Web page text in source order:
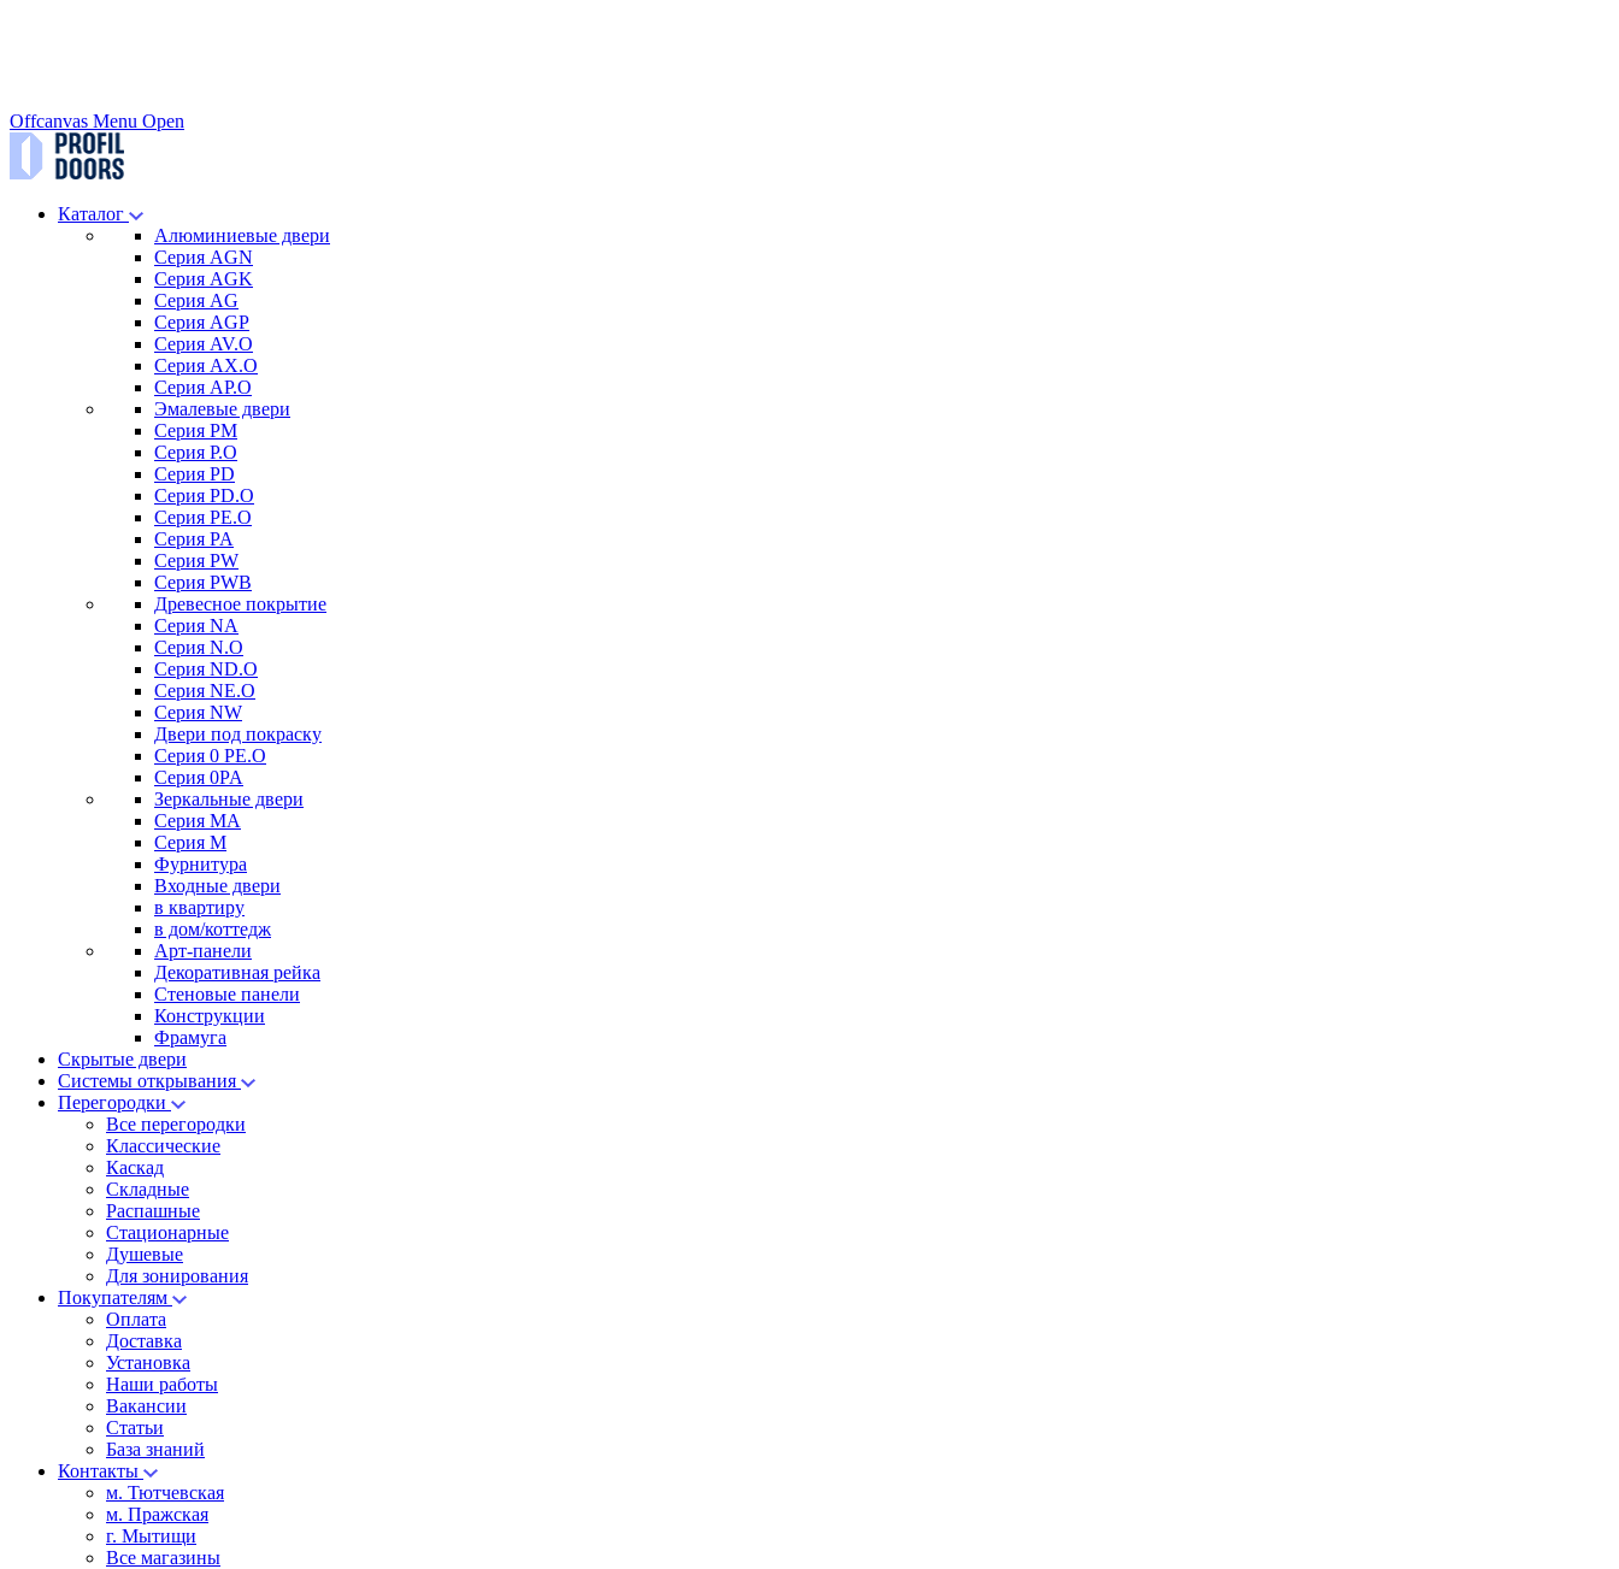
Offcanvas Menu Open
Каталог
Алюминиевые двери
Серия AGN
Серия AGK
Серия AG
Серия AGP
Серия AV.O
Серия AX.O
Серия AP.O
Эмалевые двери
Серия PM
Серия P.O
Серия PD
Серия PD.O
Серия PE.O
Серия PA
Серия PW
Серия PWB
Древесное покрытие
Серия NA
Серия N.O
Серия ND.O
Серия NE.O
Серия NW
Двери под покраску
Серия 0 PE.O
Серия 0PA
Зеркальные двери
Серия MA
Серия M
Фурнитура
Входные двери
в квартиру
в дом/коттедж
Арт-панели
Декоративная рейка
Стеновые панели
Конструкции
Фрамуга
Скрытые двери
Системы открывания
Перегородки
Все перегородки
Классические
Каскад
Складные
Распашные
Стационарные
Душевые
Для зонирования
Покупателям
Оплата
Доставка
Установка
Наши работы
Вакансии
Статьи
База знаний
Контакты
м. Тютчевская
м. Пражская
г. Мытищи
Все магазины